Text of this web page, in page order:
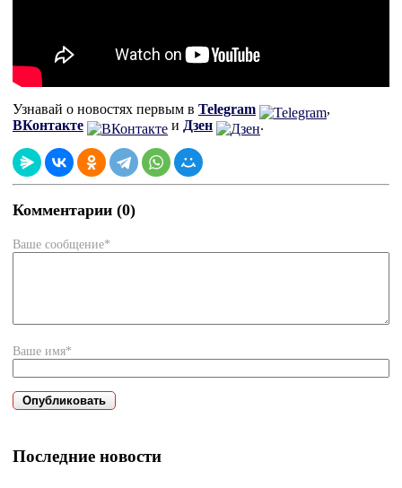
Узнавай о новостях первым в Telegram
,
ВКонтакте
и Дзен .
Комментарии (0)
Ваше сообщение*
Ваше имя*
Последние новости